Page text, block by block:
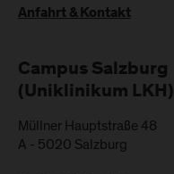
Anfahrt & Kontakt
Campus Salzburg
(Uniklinikum LKH)
Müllner Hauptstraße 48
A - 5020 Salzburg